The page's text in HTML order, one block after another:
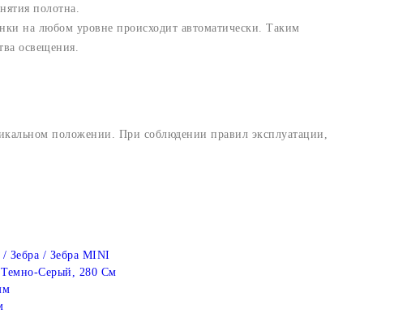
полотна.
на любом уровне происходит автоматически. Таким
освещения.
положении. При соблюдении правил эксплуатации,
Зебра / Зебра MINI
Темно-Серый, 280 См